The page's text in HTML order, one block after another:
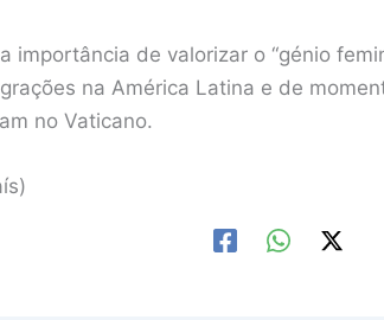
importância de valorizar o “génio
na América Latina e de
no Vaticano.